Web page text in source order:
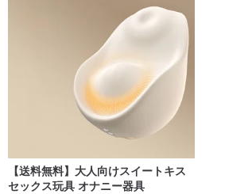
【送料無料】大人向けスイートキス
セックス玩具 オナニー器具